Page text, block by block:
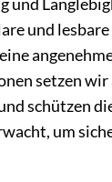
und
und
setzen
schützen
um